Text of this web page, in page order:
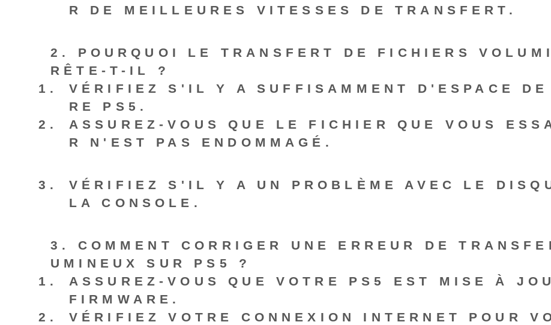
R DE MEILLEURES VITESSES DE TRANSFERT.
2. POURQUOI LE TRANSFERT DE FICHIERS
RÊTE-T-IL ?
VÉRIFIEZ S'IL Y A SUFFISAMMENT D'ESPACE DE
RE PS5.
ASSUREZ-VOUS QUE LE FICHIER QUE VOUS
R N'EST PAS ENDOMMAGÉ.
VÉRIFIEZ S'IL Y A UN PROBLÈME AVEC LE
LA CONSOLE.
3. COMMENT CORRIGER UNE ERREUR DE
UMINEUX SUR PS5 ?
ASSUREZ-VOUS QUE VOTRE PS5 EST MISE À
FIRMWARE.
VÉRIFIEZ VOTRE CONNEXION INTERNET POUR